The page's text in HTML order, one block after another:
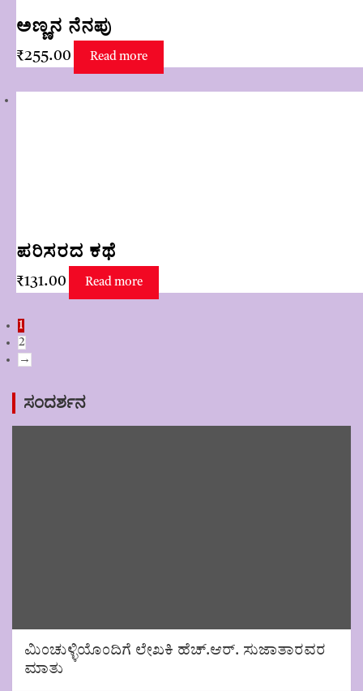
ಅಣ್ಣನ ನೆನಪು
₹255.00 Read more
ಪರಿಸರದ ಕಥೆ
₹131.00 Read more
1
2
→
ಸಂದರ್ಶನ
ಮಿಂಚುಳ್ಳಿಯೊಂದಿಗೆ ಲೇಖಕಿ ಹೆಚ್.ಆರ್. ಸುಜಾತಾರವರ
ಮಾತು